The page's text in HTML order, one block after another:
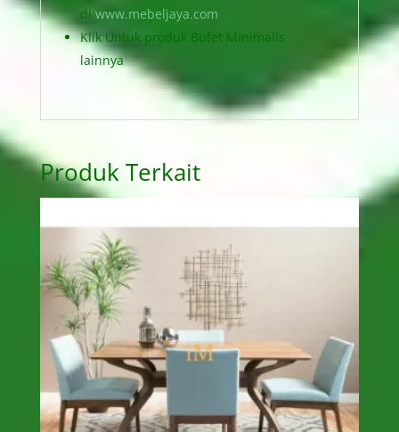
di www.mebeljaya.com
Klik Untuk produk Bufet Minimalis
lainnya
Produk Terkait